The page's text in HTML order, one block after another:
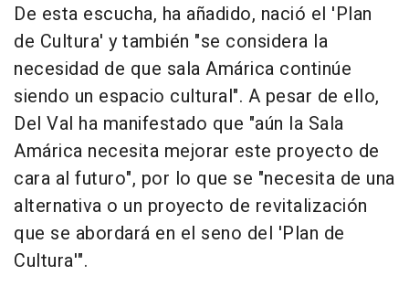
De esta escucha, ha añadido, nació el 'Plan
de Cultura' y también "se considera la
necesidad de que sala Amárica continúe
siendo un espacio cultural". A pesar de ello,
Del Val ha manifestado que "aún la Sala
Amárica necesita mejorar este proyecto de
cara al futuro", por lo que se "necesita de una
alternativa o un proyecto de revitalización
que se abordará en el seno del 'Plan de
Cultura'".